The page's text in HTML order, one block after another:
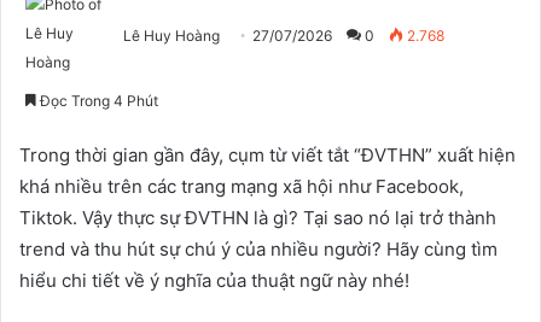
Lê Huy Hoàng 27/07/2026 0 2.768
Đọc Trong 4 Phút
Trong thời gian gần đây, cụm từ viết tắt “ĐVTHN” xuất hiện
khá nhiều trên các trang mạng xã hội như Facebook,
Tiktok. Vậy thực sự ĐVTHN là gì? Tại sao nó lại trở thành
trend và thu hút sự chú ý của nhiều người? Hãy cùng tìm
hiểu chi tiết về ý nghĩa của thuật ngữ này nhé!